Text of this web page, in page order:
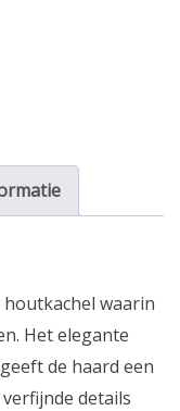
waarin
Het elegante
de haard een
details